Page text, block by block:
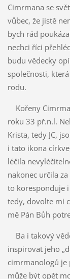
Cimrmana se
vůbec, že jistě
bych rád
nechci říci
budu vědecky
společnosti,
rodu.
Kořeny
roku 33 př.n.l.
Krista, tedy JC,
i tato ikona
léčila
nakonec určila
to koresponduje
tedy, dovolte mi
mě Pán Bůh
Ba i takový
inspirovat jeho
cimrmanologů je
může být opět